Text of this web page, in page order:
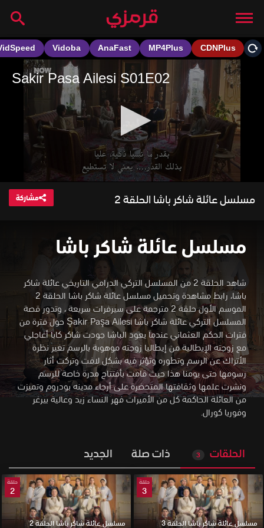
مسلسل عائلة شاكر باشا الحلقة 2 مشاركة
مسلسل عائلة شاكر باشا
شاهد الحلقة 2 من المسلسل التركي الدرامي التاريخي عائلة شاكر
باشا، رابط مشاهدة وتحميل مسلسل عائلة شاكر باشا الحلقة 2
الموسم الأول حلقة 2 مترجمة على سيرفرات سريعة ،وتدور قصة
المسلسل التركي عائلة شاكر باشا Şakir Paşa Ailesi حول فترة من
فترات الحكم العثماني عندما يعود الباشا جودت شاكر كابا أغاجلي
مع زوجته الإيطالية من إيطاليا زوجته موهوبة بالرسم تغير نظرة
الأتراك عن الرسم وتطوره وتؤثر فيه بشكل لافت وتركت أثار
رسومها حتى يومنا هذا حيث قامت بأفتتاح مدرة خاصة للرسم
ونشرت علمها وثقافتها المتحضرة على أرجاء مدينه بودروم وتميزت
من العائلة الحاكمة كل من الأميرات فهر النساء زيد وعالية بيرغر
وفوريا كورال.
الحلقات 3 ذات صلة الجديد
حلقة
3
مسلسل عائلة شاكر باشا الحلقة 3
حلقة
2
مسلسل عائلة شاكر باشا الحلقة 2